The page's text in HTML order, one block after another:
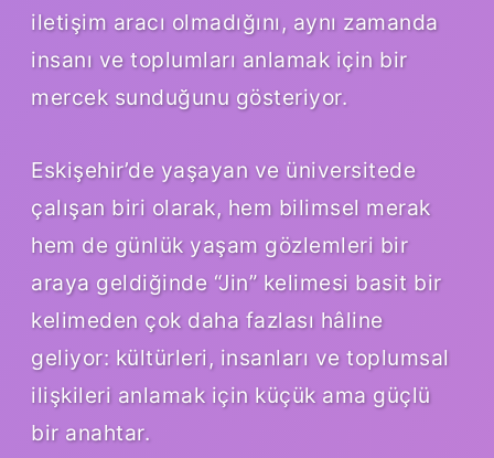
iletişim aracı olmadığını, aynı zamanda
insanı ve toplumları anlamak için bir
mercek sunduğunu gösteriyor.
Eskişehir’de yaşayan ve üniversitede
çalışan biri olarak, hem bilimsel merak
hem de günlük yaşam gözlemleri bir
araya geldiğinde “Jin” kelimesi basit bir
kelimeden çok daha fazlası hâline
geliyor: kültürleri, insanları ve toplumsal
ilişkileri anlamak için küçük ama güçlü
bir anahtar.